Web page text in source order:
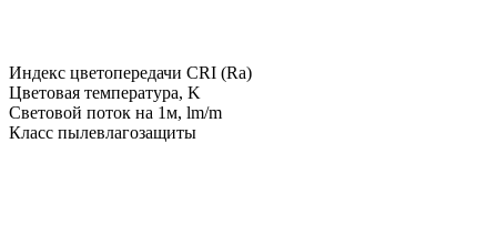
Индекс цветопередачи CRI (Ra)
Цветовая температура, K
Световой поток на 1м, lm/m
Класс пылевлагозащиты